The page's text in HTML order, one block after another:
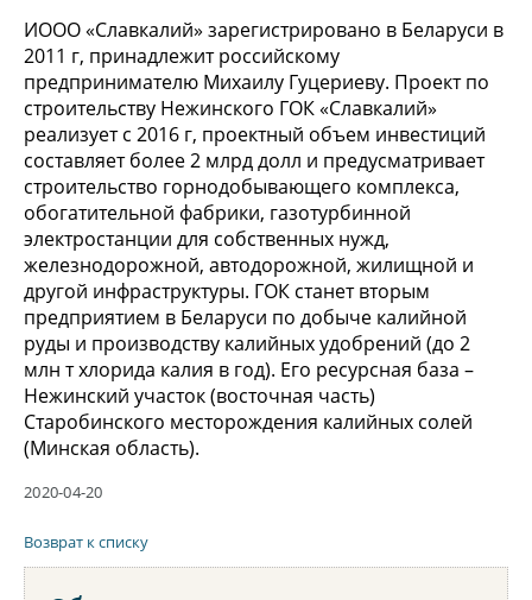
ИООО «Славкалий» зарегистрировано в Беларуси в
2011 г, принадлежит российскому
предпринимателю Михаилу Гуцериеву. Проект по
строительству Нежинского ГОК «Славкалий»
реализует с 2016 г, проектный объем инвестиций
составляет более 2 млрд долл и предусматривает
строительство горнодобывающего комплекса,
обогатительной фабрики, газотурбинной
электростанции для собственных нужд,
железнодорожной, автодорожной, жилищной и
другой инфраструктуры. ГОК станет вторым
предприятием в Беларуси по добыче калийной
руды и производству калийных удобрений (до 2
млн т хлорида калия в год). Его ресурсная база –
Нежинский участок (восточная часть)
Старобинского месторождения калийных солей
(Минская область).
2020-04-20
Возврат к списку